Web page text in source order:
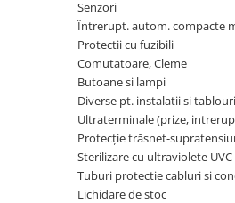
Busbar si pieptene sigurante
AFDD - Sigurante & dispozitive de
Protectii diferentiale
Protectii diferentiale RCCB
Diferential RCCB tip A
Diferential RCCB tip AC
Protectii diferentiale RCBO
Senzori
Întrerupt. autom. compacte
Protectii cu fuzibili
Comutatoare, Cleme
Butoane si lampi
Diverse pt. instalatii si
Ultraterminale (prize,
Protecţie trăsnet-
Sterilizare cu ultraviolete UVC
Tuburi protectie cabluri si
Lichidare de stoc